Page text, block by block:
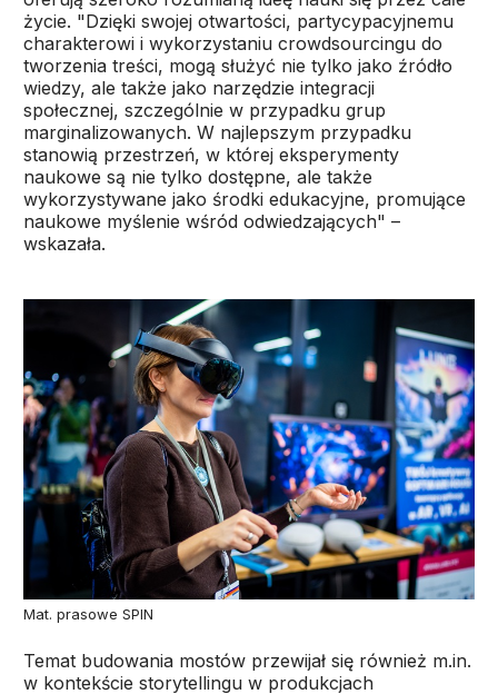
życie. "Dzięki swojej otwartości, partycypacyjnemu
charakterowi i wykorzystaniu crowdsourcingu do
tworzenia treści, mogą służyć nie tylko jako źródło
wiedzy, ale także jako narzędzie integracji
społecznej, szczególnie w przypadku grup
marginalizowanych. W najlepszym przypadku
stanowią przestrzeń, w której eksperymenty
naukowe są nie tylko dostępne, ale także
wykorzystywane jako środki edukacyjne, promujące
naukowe myślenie wśród odwiedzających" –
wskazała.
Mat. prasowe SPIN
Temat budowania mostów przewijał się również m.in.
w kontekście storytellingu w produkcjach